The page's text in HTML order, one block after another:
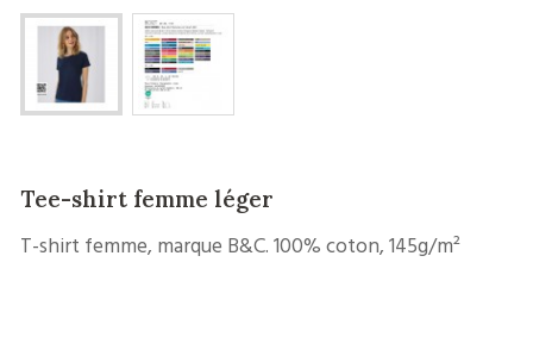
Tee-shirt femme léger
T-shirt femme, marque B&C. 100% coton, 145g/m²